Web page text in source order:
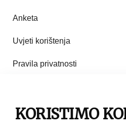
Anketa
Uvjeti korištenja
Pravila privatnosti
Pravila korištenja
KORISTIMO